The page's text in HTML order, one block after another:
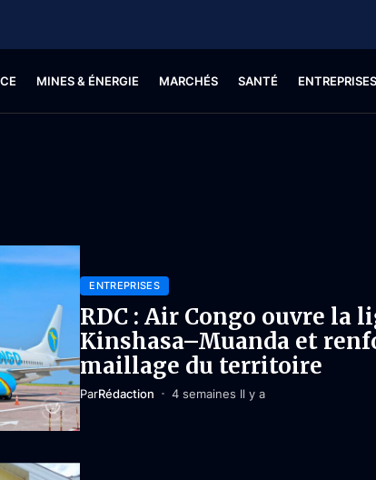
MINES & ÉNERGIE MARCHÉS SANTÉ ENTREPRISES
ENTREPRISES
RDC : Air Congo ouvre la
Kinshasa–Muanda et
maillage du territoire
ParRédaction 4 semaines Il y a